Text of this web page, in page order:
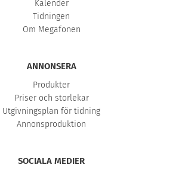
Kalender
Tidningen
Om Megafonen
ANNONSERA
Produkter
Priser och storlekar
Utgivningsplan för tidning
Annonsproduktion
SOCIALA MEDIER